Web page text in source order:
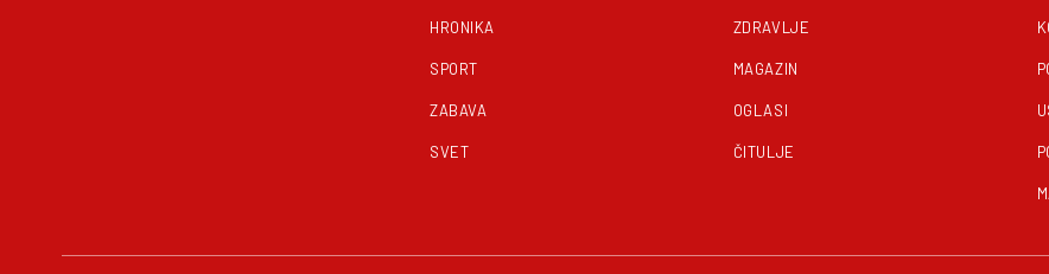
HRONIKA
SPORT
ZABAVA
SVET
ZDRAVLJE
MAGAZIN
OGLASI
ČITULJE